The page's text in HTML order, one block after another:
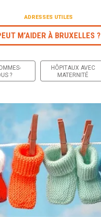
ADRESSES UTILES
M’AIDER À BRUXELLES ?
?
HÔPITAUX AVEC
MATERNITÉ